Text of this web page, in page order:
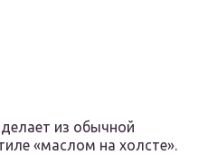
из обычной
«маслом на холсте».